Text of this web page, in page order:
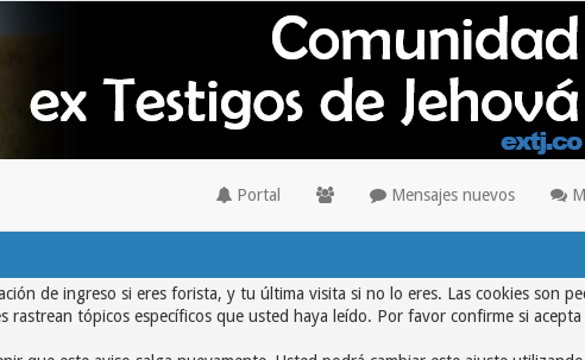
Portal Mensajes nuevos
de ingreso si eres forista, y tu última visita si no lo eres. Las cookies son
tópicos específicos que usted haya leído. Por favor confirme si acepta